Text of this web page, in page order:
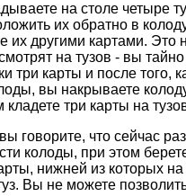
на столе четыре
их обратно в
их другими картами. Это
на тузов - вы
три карты и после того,
вы накрываете
три карты на
говорите, что сейчас
колоды, при этом
нижней из которых
Вы не можете